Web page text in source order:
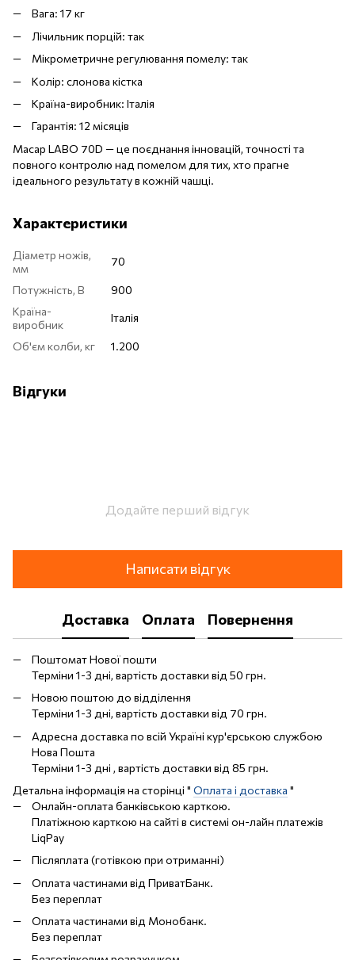
Вага: 17 кг
Лічильник порцій: так
Мікрометричне регулювання помелу: так
Колір: слонова кістка
Країна-виробник: Італія
Гарантія: 12 місяців
Macap LABO 70D — це поєднання інновацій, точності та
повного контролю над помелом для тих, хто прагне
ідеального результату в кожній чашці.
Характеристики
Діаметр ножів,
мм
70
Потужність, В
900
Країна-
виробник
Італія
Об'єм колби, кг 1.200
Відгуки
Додайте перший відгук
Написати відгук
Доставка Оплата Повернення
Поштомат Нової пошти
Терміни 1-3 дні, вартість доставки від 50 грн.
Новою поштою до відділення
Терміни 1-3 дні, вартість доставки від 70 грн.
Адресна доставка по всій Україні кур'єрською службою
Нова Пошта
Терміни 1-3 дні , вартість доставки від 85 грн.
Детальна інформація на сторінці " Оплата і доставка "
Онлайн-оплата банківською карткою.
Платіжною карткою на сайті в системі он-лайн платежів
LiqPay
Післяплата (готівкою при отриманні)
Оплата частинами від ПриватБанк.
Без переплат
Оплата частинами від Монобанк.
Без переплат